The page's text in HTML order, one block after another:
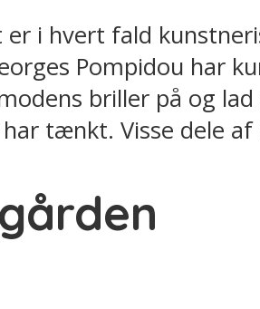
i hvert fald
Pompidou har
briller på og
tænkt. Visse dele